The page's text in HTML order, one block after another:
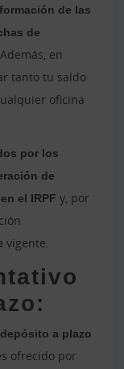
de las
de
Además, en
tanto tu saldo
oficina
por los
de
el IRPFy, por
vigente.
depósito a plazo
ofrecido por